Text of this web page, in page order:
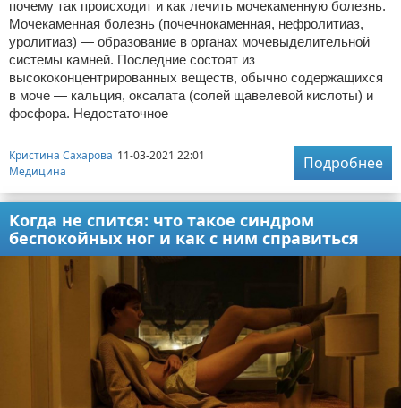
почему так происходит и как лечить мочекаменную болезнь.
Мочекаменная болезнь (почечнокаменная, нефролитиаз,
уролитиаз) — образование в органах мочевыделительной
системы камней. Последние состоят из
высококонцентрированных веществ, обычно содержащихся
в моче — кальция, оксалата (солей щавелевой кислоты) и
фосфора. Недостаточное
Кристина Сахарова 11-03-2021 22:01
Медицина
Подробнее
Когда не спится: что такое синдром
беспокойных ног и как с ним справиться